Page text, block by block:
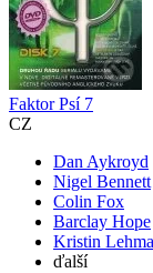
Faktor Psí 7
CZ
Dan Aykroyd
Nigel Bennett
Colin Fox
Barclay Hope
Kristin
ďalší